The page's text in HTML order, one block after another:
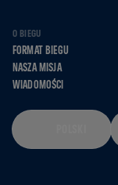
O BIEGU
FORMAT BIEGU
NASZA MISJA
WIADOMOŚCI